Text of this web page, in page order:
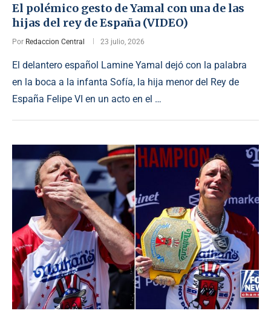
El polémico gesto de Yamal con una de las
hijas del rey de España (VIDEO)
Por Redaccion Central 23 julio, 2026
El delantero español Lamine Yamal dejó con la palabra
en la boca a la infanta Sofía, la hija menor del Rey de
España Felipe VI en un acto en el …